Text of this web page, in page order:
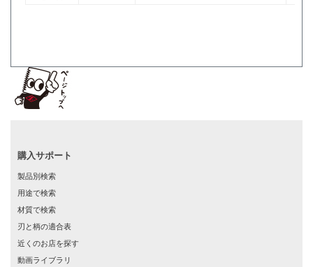
購入サポート
製品別検索
用途で検索
材質で検索
刃と柄の適合表
近くのお店を探す
動画ライブラリ